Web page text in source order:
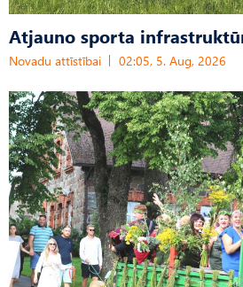
Atjauno sporta
Novadu attīstībai 02:05, 5. Aug, 2026